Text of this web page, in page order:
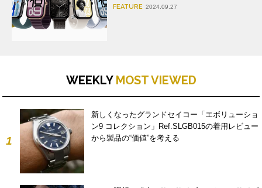
FEATURE 2024.09.27
WEEKLY MOST VIEWED
1
新しくなったグランドセイコー「エボリューショ
ン9 コレクション」Ref.SLGB015の着用レビュー
から製品の“価値”を考える